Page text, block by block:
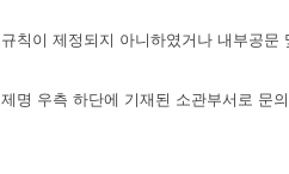
규칙이 제정되지 아니하였거나 내부공
명 우측 하단에 기재된 소관부서로 문